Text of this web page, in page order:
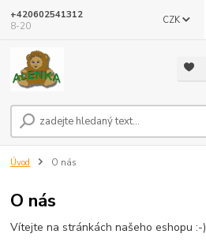
CZK
+420602541312
8-20
Úvod O nás
O nás
Vítejte na stránkách našeho eshopu :-)